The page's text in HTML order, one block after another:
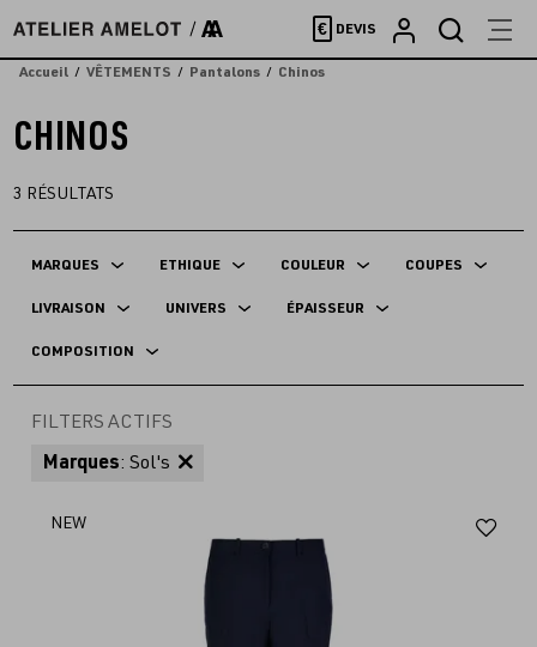
directement
au
€ DEVIS
Accueil VÊTEMENTS Pantalons Chinos
CHINOS
3 RÉSULTATS
MARQUES ETHIQUE COULEUR COUPES
LIVRAISON UNIVERS ÉPAISSEUR
COMPOSITION
FILTERS ACTIFS
Marques: Sol's
NEW